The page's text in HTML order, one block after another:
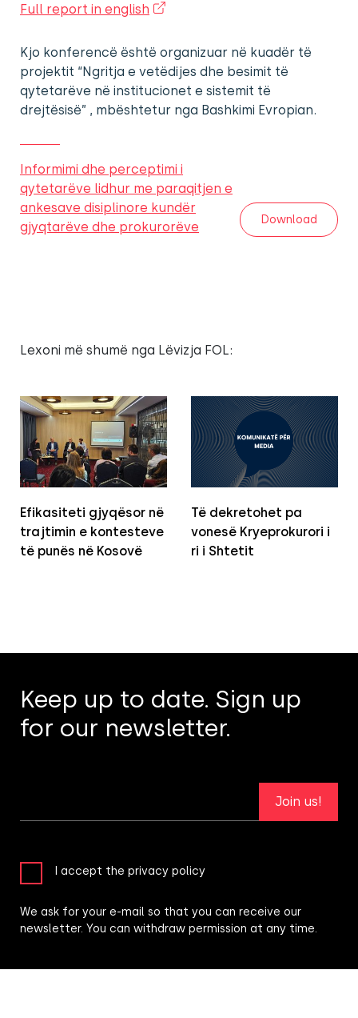
Full report in english
Kjo konferencë është organizuar në kuadër të
projektit “Ngritja e vetëdijes dhe besimit të
qytetarëve në institucionet e sistemit të
drejtësisë” , mbështetur nga Bashkimi Evropian.
Informimi dhe perceptimi i
qytetarëve lidhur me paraqitjen e
ankesave disiplinore kundër
gjyqtarëve dhe prokurorëve
Download
Lexoni më shumë nga Lëvizja FOL:
Efikasiteti gjyqësor në
trajtimin e kontesteve
të punës në Kosovë
Të dekretohet pa
vonesë Kryeprokurori i
ri i Shtetit
Keep up to date. Sign up
for our newsletter.
Join us!
I accept the privacy policy
We ask for your e-mail so that you can receive our
newsletter. You can withdraw permission at any time.